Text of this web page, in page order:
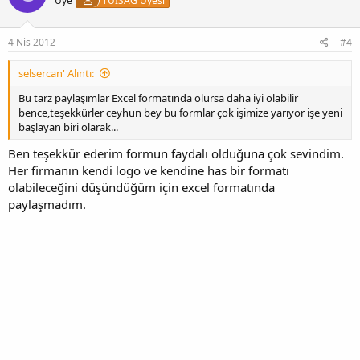
4 Nis 2012 #4
selsercan' Alıntı:
Bu tarz paylaşımlar Excel formatında olursa daha iyi olabilir
bence,teşekkürler ceyhun bey bu formlar çok işimize yarıyor işe yeni
başlayan biri olarak...
Ben teşekkür ederim formun faydalı olduğuna çok sevindim.
Her firmanın kendi logo ve kendine has bir formatı
olabileceğini düşündüğüm için excel formatında
paylaşmadım.